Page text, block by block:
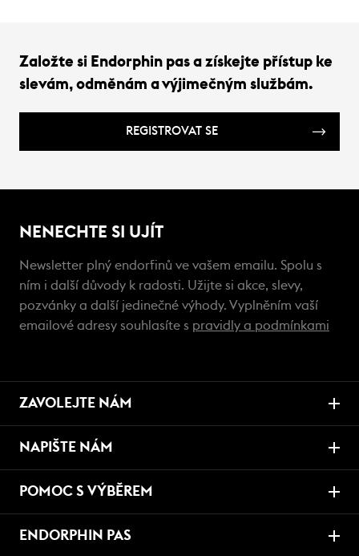
Založte si Endorphin pas a získejte přístup ke
slevám, odměnám a výjimečným službám.
REGISTROVAT SE
NENECHTE SI UJÍT
Newsletter plný endorfinů ve vašem emailu. Spolu s
ním i další důvody k radosti. Užijte si akce, slevy,
pozvánky a další jedinečné výhody. Vyplněním vaší
emailové adresy souhlasíte s pravidly a podmínkami
ZAVOLEJTE NÁM
NAPIŠTE NÁM
POMOC S VÝBĚREM
ENDORPHIN PAS